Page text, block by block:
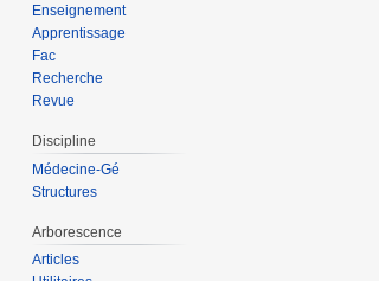
Enseignement
Apprentissage
Fac
Recherche
Revue
Discipline
Médecine-Gé
Structures
Arborescence
Articles